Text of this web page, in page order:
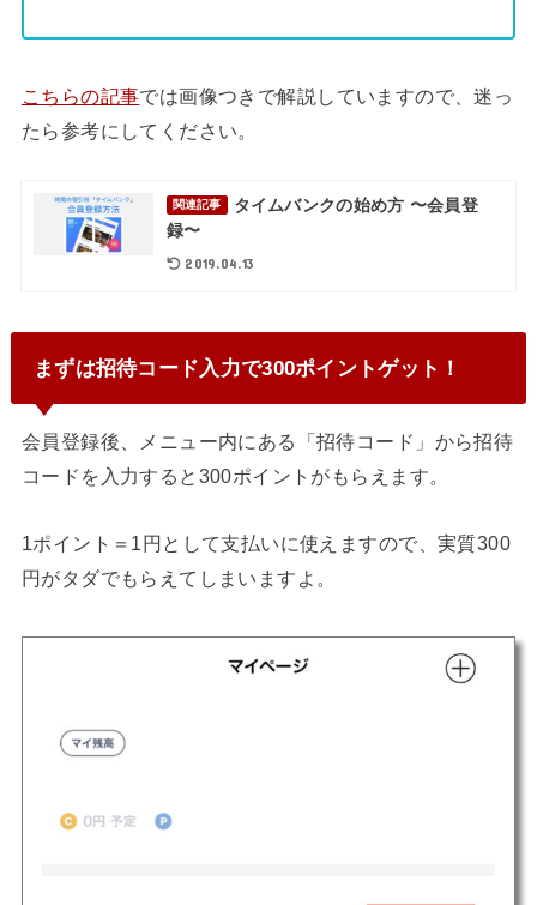
こちらの記事では画像つきで解説していますので、迷っ
たら参考にしてください。
関連記事
タイムバンクの始め方 〜会員登
録〜
2019.04.13
まずは招待コード入力で300ポイントゲット！
会員登録後、メニュー内にある「招待コード」から招待
コードを入力すると300ポイントがもらえます。
1ポイント＝1円として支払いに使えますので、実質300
円がタダでもらえてしまいますよ。